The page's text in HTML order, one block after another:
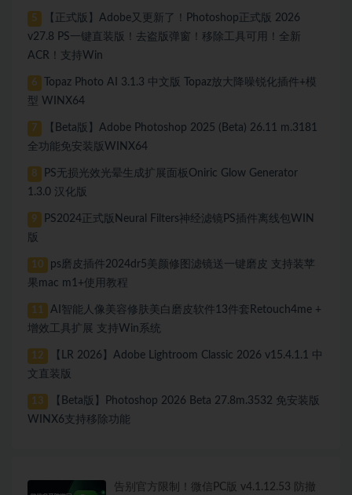
5
【正式版】Adobe又更新了！Photoshop正式版 2026
v27.8 PS一键直装版！去盗版弹窗！移除工具可用！全新
ACR！支持Win
6
Topaz Photo AI 3.1.3 中文版 Topaz放大降噪锐化插件+模
型 WINX64
7
【Beta版】Adobe Photoshop 2025 (Beta) 26.11 m.3181
全功能免安装版WINX64
8
PS无损光效光晕生成扩展面板Oniric Glow Generator
1.3.0 汉化版
9
PS2024正式版Neural Filters神经滤镜PS插件离线包WIN
版
10
ps磨皮插件2024dr5美颜修图滤镜送一键磨皮 支持装苹
果mac m1+使用教程
11
AI智能人像美容修肤美白磨皮软件13件套Retouch4me +
增效工具扩展 支持Win系统
12
【LR 2026】Adobe Lightroom Classic 2026 v15.4.1.1 中
文直装版
13
【Beta版】Photoshop 2026 Beta 27.8m.3532 免安装版
WINX6支持移除功能
告别官方限制！微信PC版 v4.1.12.53 防撤